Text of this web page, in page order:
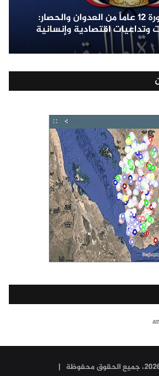
وزارة المالية تكشف فاتورة 12 عاماً من العدوان والحصار:
وتداعيات اقتصادية وإنسانية